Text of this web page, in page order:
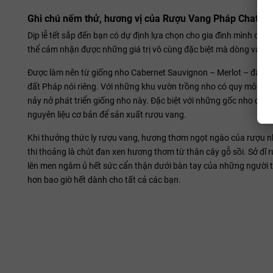
Ghi chú nếm thử, hương vị của Rượu Vang Pháp
Dịp lễ tết sắp đến bạn có dự định lựa chọn cho gia đình mình
thể cảm nhận được những giá trị vô cùng đặc biệt mà dòng vang
Được làm nên từ giống nho Cabernet Sauvignon – Merlot – đây
đất Pháp nói riêng. Với những khu vườn trồng nho có quy mô
nảy nở phát triển giống nho này. Đặc biệt với những gốc nho có
nguyên liệu cơ bản để sản xuất rượu vang.
Khi thưởng thức ly rượu vang, hương thơm ngọt ngào của rượu
thi thoảng là chút đan xen hương thơm từ thân cây gỗ sồi. Sở
lên men ngâm ủ hết sức cẩn thận dưới bàn tay của những
hơn bao giờ hết dành cho tất cả các bạn.